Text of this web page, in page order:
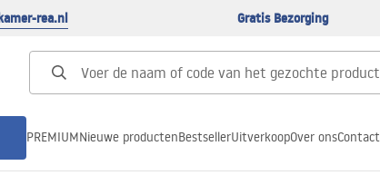
rea.nl Gratis Bezorging
PREMIUMNieuwe productenBestsellerUitverkoopOver onsContact